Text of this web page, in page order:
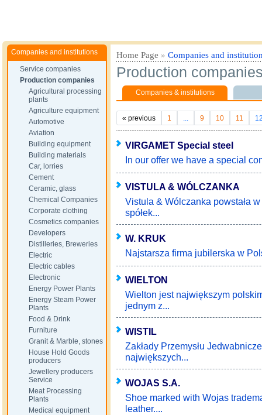
Companies and institutions
Service companies
Production companies
Agricultural processing
plants
Agriculture equipment
Automotive
Aviation
Building equipment
Building materials
Car, lorries
Cement
Ceramic, glass
Chemical Companies
Corporate clothing
Cosmetics companies
Developers
Distilleries, Breweries
Electric
Electric cables
Electronic
Energy Power Plants
Energy Steam Power
Plants
Food & Drink
Furniture
Granit & Marble, stones
House Hold Goods
producers
Jewellery producers
Service
Meat Processing
Plants
Medical equipment
Home Page » Companies and
Production
Companies & institutions
« previous 1 9 10 11
VIRGAMET Special steel
In our offer we have a special
VISTULA & WÓLCZANKA
Vistula & Wólczanka powstała
spółek...
W. KRUK
Najstarsza firma jubilerska w
WIELTON
Wielton jest największym
jednym z...
WISTIL
Zakłady Przemysłu
największych...
WOJAS S.A.
Shoe marked with Wojas
leather....